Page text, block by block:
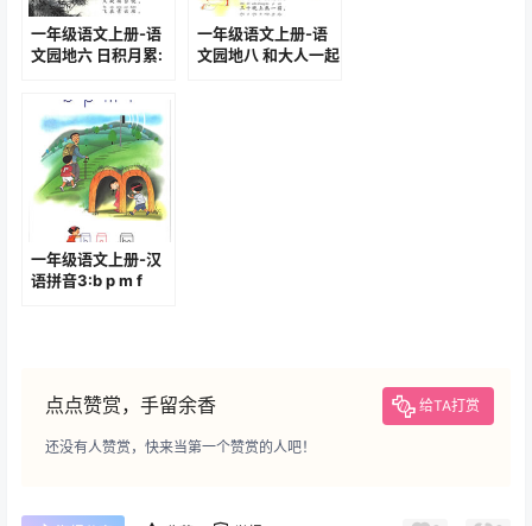
一年级语文上册-语
文园地六 日积月累:
一年级语文上册-语
文园地八 和大人一起
一年级语文上册-汉
语拼音3:b p m f
点点赞赏，手留余香 给TA打赏
还没有人赞赏，快来当第一个赞赏的人吧！